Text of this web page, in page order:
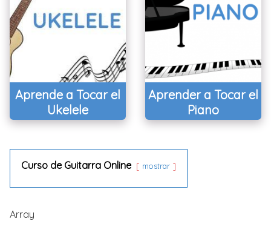
Aprende a Tocar el
Ukelele
Aprender a Tocar el
Piano
Curso de Guitarra Online mostrar
Array